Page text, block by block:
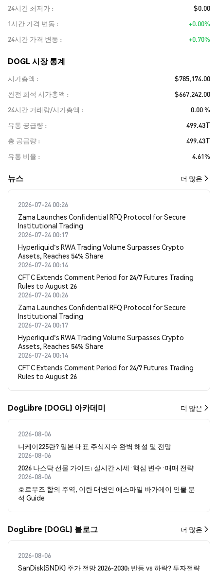
24시간 최저가
$0.00
1시간 가격 변동
+0.00%
24시간 가격 변동
+0.70%
DOGL 시장 통계
시가총액
$785,174.00
완전 희석 시가총액
$667,242.00
24시간 거래량/시가총액
0.00 %
유통 공급량
499.43T
총 공급량
499.43T
유통 비율
4.61%
뉴스 더 많은
2026-07-24 00:26
Zama Launches Confidential RFQ Protocol for Secure
Institutional Trading
2026-07-24 00:17
Hyperliquid's RWA Trading Volume Surpasses Crypto
Assets, Reaches 54% Share
2026-07-24 00:14
CFTC Extends Comment Period for 24/7 Futures Trading
Rules to August 26
2026-07-24 00:26
Zama Launches Confidential RFQ Protocol for Secure
Institutional Trading
2026-07-24 00:17
Hyperliquid's RWA Trading Volume Surpasses Crypto
Assets, Reaches 54% Share
2026-07-24 00:14
CFTC Extends Comment Period for 24/7 Futures Trading
Rules to August 26
DogLibre (DOGL) 아카데미 더 많은
2026-08-06
니케이225란? 일본 대표 주식지수 완벽 해설 및 전망
2026-08-06
2026 나스닥 선물 가이드: 실시간 시세·핵심 변수·매매 전략
2026-08-06
호르무즈 합의 주역, 이란 대변인 에스마일 바가에이 인물 분
석 Guide
DogLibre (DOGL) 블로그 더 많은
2026-08-06
SanDisk(SNDK) 주가 전망 2026-2030: 반등 vs 하락? 투자전략